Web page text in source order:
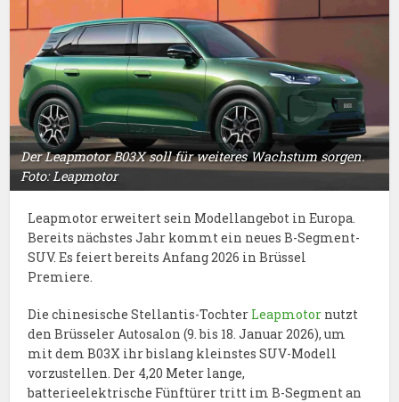
Der Leapmotor B03X soll für weiteres Wachstum sorgen.
Foto: Leapmotor
Leapmotor erweitert sein Modellangebot in Europa.
Bereits nächstes Jahr kommt ein neues B-Segment-
SUV. Es feiert bereits Anfang 2026 in Brüssel
Premiere.
Die chinesische Stellantis-Tochter Leapmotor nutzt
den Brüsseler Autosalon (9. bis 18. Januar 2026), um
mit dem B03X ihr bislang kleinstes SUV-Modell
vorzustellen. Der 4,20 Meter lange,
batterieelektrische Fünftürer tritt im B-Segment an